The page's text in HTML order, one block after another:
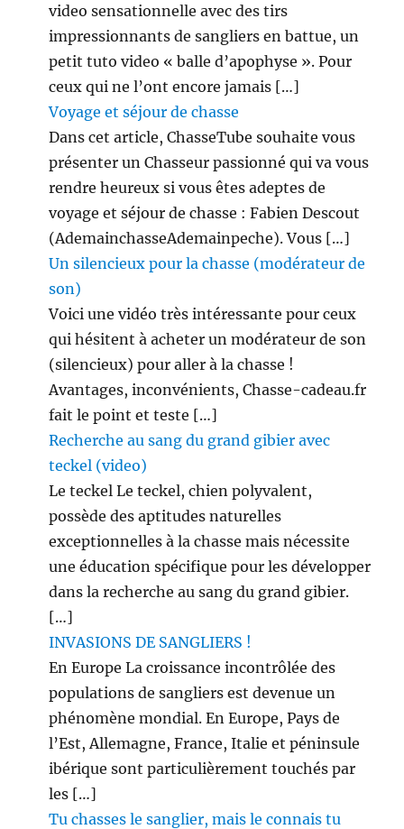
video sensationnelle avec des tirs
impressionnants de sangliers en battue, un
petit tuto video « balle d’apophyse ». Pour
ceux qui ne l’ont encore jamais […]
Voyage et séjour de chasse
Dans cet article, ChasseTube souhaite vous
présenter un Chasseur passionné qui va vous
rendre heureux si vous êtes adeptes de
voyage et séjour de chasse : Fabien Descout
(AdemainchasseAdemainpeche). Vous […]
Un silencieux pour la chasse (modérateur de
son)
Voici une vidéo très intéressante pour ceux
qui hésitent à acheter un modérateur de son
(silencieux) pour aller à la chasse !
Avantages, inconvénients, Chasse-cadeau.fr
fait le point et teste […]
Recherche au sang du grand gibier avec
teckel (video)
Le teckel Le teckel, chien polyvalent,
possède des aptitudes naturelles
exceptionnelles à la chasse mais nécessite
une éducation spécifique pour les développer
dans la recherche au sang du grand gibier.
[…]
INVASIONS DE SANGLIERS !
En Europe La croissance incontrôlée des
populations de sangliers est devenue un
phénomène mondial. En Europe, Pays de
l’Est, Allemagne, France, Italie et péninsule
ibérique sont particulièrement touchés par
les […]
Tu chasses le sanglier, mais le connais tu